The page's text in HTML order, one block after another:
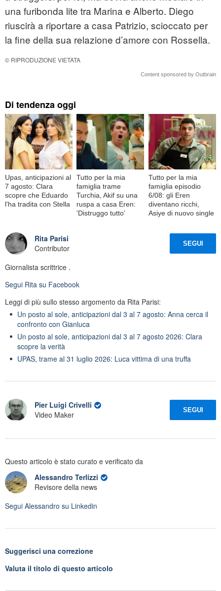
una furibonda lite tra Marina e Alberto. Diego
riuscirà a riportare a casa Patrizio, scioccato per
la fine della sua relazione d’amore con Rossella.
© RIPRODUZIONE VIETATA
Content sponsored by Outbrain
Di tendenza oggi
Upas, anticipazioni al
7 agosto: Clara
scopre che Eduardo
l'ha tradita con Stella
Tutto per la mia
famiglia trame
Turchia, Akif su una
ruspa a casa Eren:
'Distruggo tutto'
Tutto per la mia
famiglia episodio
6/08: gli Eren
diventano ricchi,
Asiye di nuovo single
Rita Parisi
Contributor
SEGUI
Giornalista scrittrice .
Segui Rita su Facebook
Leggi di più sullo stesso argomento da Rita Parisi:
Un posto al sole, anticipazioni dal 3 al 7 agosto: Anna cerca il
confronto con Gianluca
Un posto al sole, anticipazioni dal 3 al 7 agosto 2026: Clara
scopre la verità
UPAS, trame al 31 luglio 2026: Luca vittima di una truffa
Pier Luigi Crivelli
Video Maker
SEGUI
Questo articolo è stato curato e verificato da
Alessandro Terlizzi
Revisore della news
Segui Alessandro su Linkedin
Suggerisci una correzione
Valuta il titolo di questo articolo